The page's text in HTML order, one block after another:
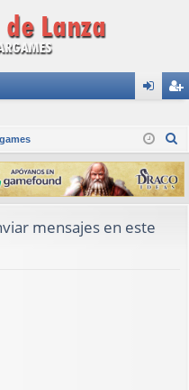
nti
fic
ar
se
ist
ra
rs
s
c
mensajes en este